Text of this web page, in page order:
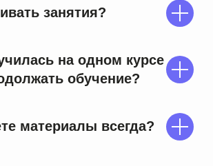
занятия?
на одном курсе
обучение?
материалы всегда?